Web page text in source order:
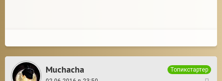
Muchacha
Топикстартер